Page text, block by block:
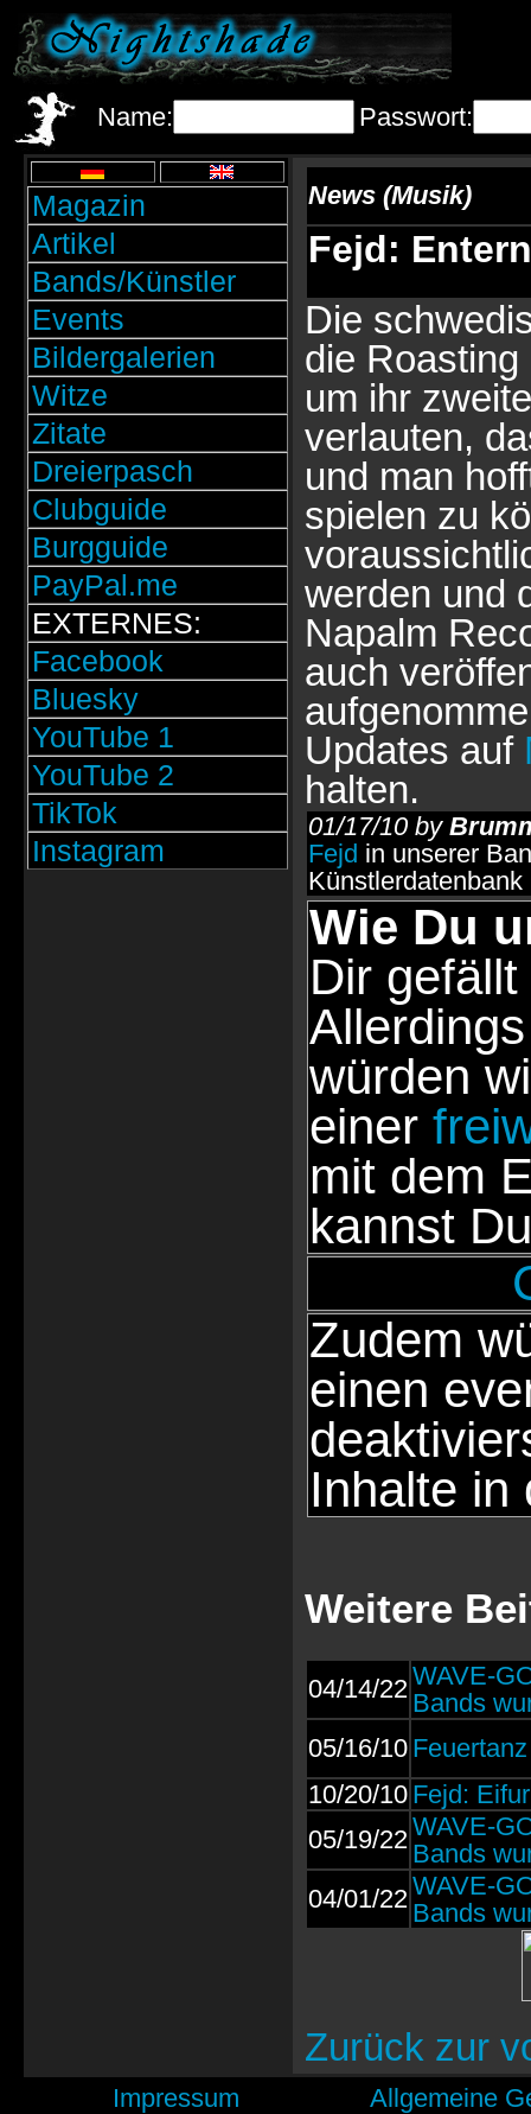
Name: Passwort:
Magazin
Artikel
Bands/Künstler
Events
Bildergalerien
Witze
Zitate
Dreierpasch
Clubguide
Burgguide
PayPal.me
EXTERNES:
Facebook
Bluesky
YouTube 1
YouTube 2
TikTok
Instagram
News (Musik)
Fejd:
Die
die
um ihr
verlauten,
und man
spielen zu
werden und
Napalm
auch
Updates auf
halten.
01/17/10 by
Fejd in unserer
Künstlerdatenbank
Wie Du
Dir
würden
einer
mit dem
kannst
Zudem
einen
Inhalte in
Weitere
04/14/22WAVE-
Bands
05/16/10
10/20/10 Fejd: Eifur
05/19/22WAVE-
Bands
04/01/22WAVE-
Bands
Zurück zur
Impressum
Allgemeine